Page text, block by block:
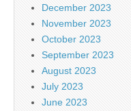
December 2023
November 2023
October 2023
September 2023
August 2023
July 2023
June 2023